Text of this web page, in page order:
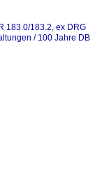
183.0/183.2, ex DRG
/ 100 Jahre DB